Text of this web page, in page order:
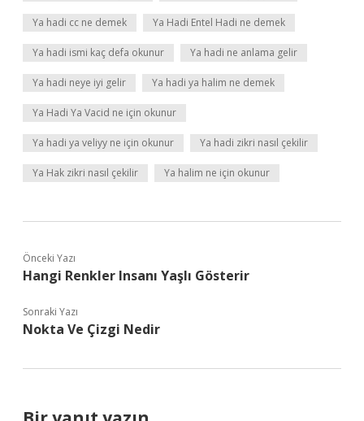
Ya hadi cc ne demek Ya Hadi Entel Hadi ne demek
Ya hadi ismi kaç defa okunur Ya hadi ne anlama gelir
Ya hadi neye iyi gelir Ya hadi ya halim ne demek
Ya Hadi Ya Vacid ne için okunur
Ya hadi ya veliyy ne için okunur Ya hadi zikri nasıl çekilir
Ya Hak zikri nasıl çekilir Ya halim ne için okunur
Önceki Yazı
Hangi Renkler Insanı Yaşlı Gösterir
Sonraki Yazı
Nokta Ve Çizgi Nedir